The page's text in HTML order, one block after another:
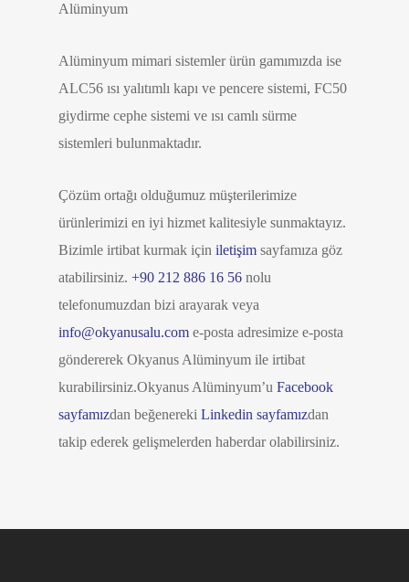
Alüminyum
Alüminyum mimari sistemler ürün gamımızda ise
ALC56 ısı yalıtımlı kapı ve pencere sistemi, FC50
giydirme cephe sistemi ve ısı camlı sürme
sistemleri bulunmaktadır.
Çözüm ortağı olduğumuz müşterilerimize
ürünlerimizi en iyi hizmet kalitesiyle sunmaktayız.
Bizimle irtibat kurmak için iletişim sayfamıza göz
atabilirsiniz. +90 212 886 16 56 nolu
telefonumuzdan bizi arayarak veya
info@okyanusalu.com e-posta adresimize e-posta
göndererek Okyanus Alüminyum ile irtibat
kurabilirsiniz.Okyanus Alüminyum’u Facebook
sayfamızdan beğenereki Linkedin sayfamızdan
takip ederek gelişmelerden haberdar olabilirsiniz.